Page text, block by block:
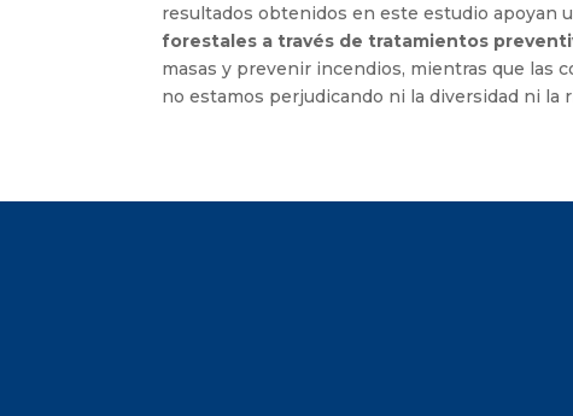
resultados obtenidos en este estudio apoyan
forestales a través de tratamientos
masas y prevenir incendios, mientras que las
no estamos perjudicando ni la diversidad ni la